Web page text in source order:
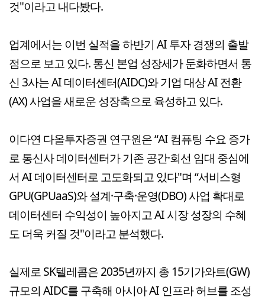
것"이라고 내다봤다.
업계에서는 이번 실적을 하반기 AI 투자 경쟁의 출발
점으로 보고 있다. 통신 본업 성장세가 둔화하면서 통
신 3사는 AI 데이터센터(AIDC)와 기업 대상 AI 전환
(AX) 사업을 새로운 성장축으로 육성하고 있다.
이다연 다올투자증권 연구원은 “AI 컴퓨팅 수요 증가
로 통신사 데이터센터가 기존 공간·회선 임대 중심에
서 AI 데이터센터로 고도화되고 있다"며 “서비스형
GPU(GPUaaS)와 설계·구축·운영(DBO) 사업 확대로
데이터센터 수익성이 높아지고 AI 시장 성장의 수혜
도 더욱 커질 것"이라고 분석했다.
실제로 SK텔레콤은 2035년까지 총 15기가와트(GW)
규모의 AIDC를 구축해 아시아 AI 인프라 허브를 조성